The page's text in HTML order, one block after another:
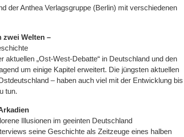
der Anthea Verlagsgruppe (Berlin) mit verschiedenen
zwei Welten –
„Ost-West-Debatte“ in Deutschland und den
um einige Kapitel erweitert. Die jüngsten aktuellen
– haben auch viel mit der Entwicklung bis
tun.
Illusionen im geeinten Deutschland
seine Geschichte als Zeitzeuge eines halben